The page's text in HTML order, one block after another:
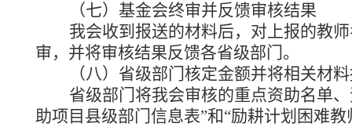
（七）基金会终审并反馈审核结果
我会收到报送的材料后，对上报的教
审，并将审核结果反馈各省级部门。
（八）省级部门核定金额并将相关材
省级部门将我会审核的重点资助名单
助项目县级部门信息表”和“励耕计划困难